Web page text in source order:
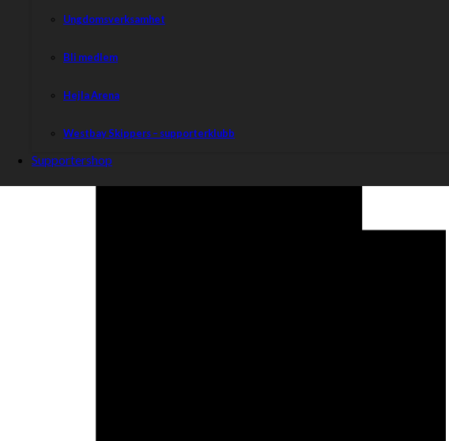
Ungdomsverksamhet
Bli medlem
Hejla Arena
Westbay Skippers – supporterklubb
Supportershop